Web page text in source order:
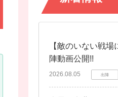
【敵のいない戦
陣動画公開!!
2026.08.05 出陣